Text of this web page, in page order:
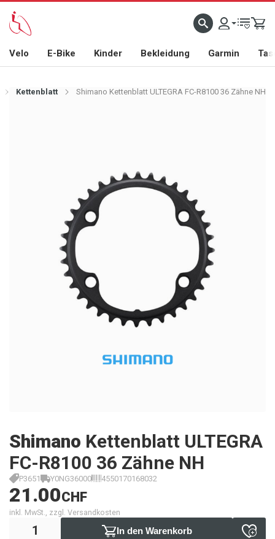
Velo E-Bike Kinder Bekleidung Garmin
Kettenblatt Shimano Kettenblatt ULTEGRA FC-R8100 36 Zähne NH
Shimano Kettenblatt ULTEGRA
FC-R8100 36 Zähne NH
P3651 Y0NG36000 4550170168032
21.00CHF
inkl. MwSt., zzgl. Versandkosten
In den Warenkorb